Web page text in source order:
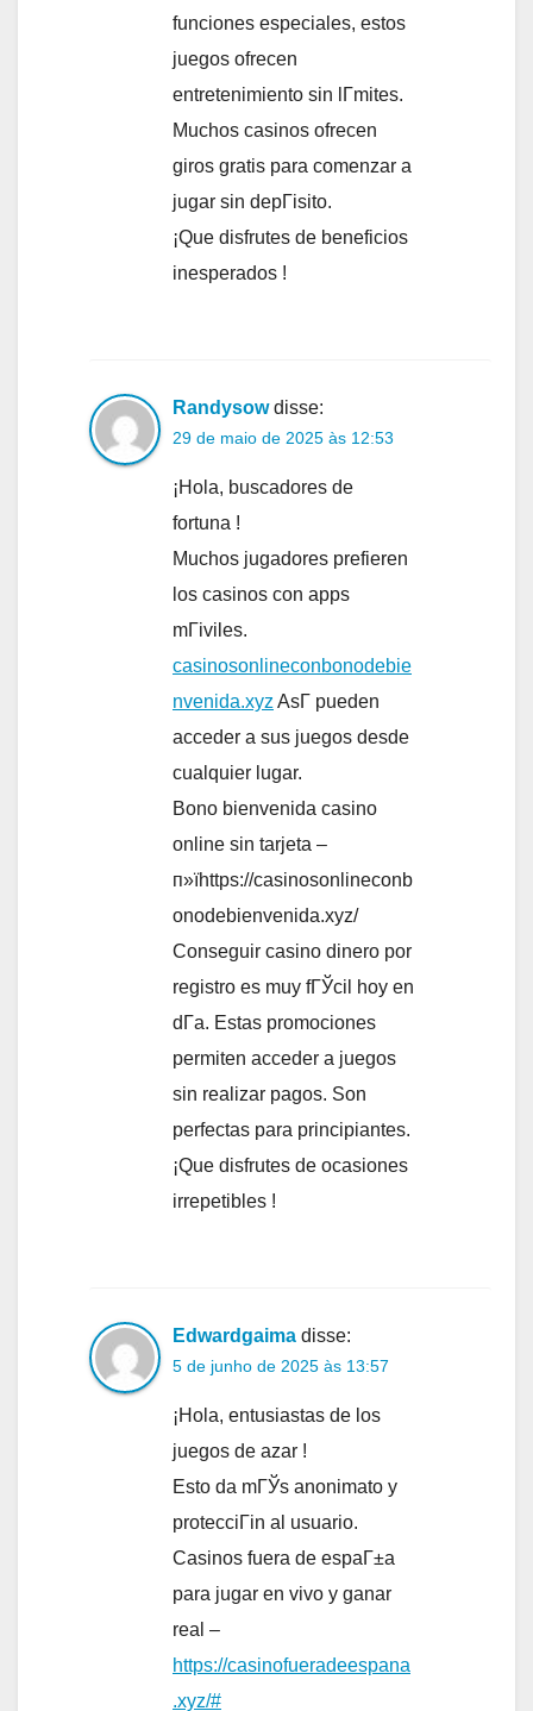
funciones especiales, estos
juegos ofrecen
entretenimiento sin lГ­mites.
Muchos casinos ofrecen
giros gratis para comenzar a
jugar sin depГіsito.
¡Que disfrutes de beneficios
inesperados !
Randysow disse:
29 de maio de 2025 às 12:53
¡Hola, buscadores de
fortuna !
Muchos jugadores prefieren
los casinos con apps
mГіviles.
casinosonlineconbonodebie
nvenida.xyz AsГ­ pueden
acceder a sus juegos desde
cualquier lugar.
Bono bienvenida casino
online sin tarjeta –
п»їhttps://casinosonlineconb
onodebienvenida.xyz/
Conseguir casino dinero por
registro es muy fГЎcil hoy en
dГ­a. Estas promociones
permiten acceder a juegos
sin realizar pagos. Son
perfectas para principiantes.
¡Que disfrutes de ocasiones
irrepetibles !
Edwardgaima disse:
5 de junho de 2025 às 13:57
¡Hola, entusiastas de los
juegos de azar !
Esto da mГЎs anonimato y
protecciГіn al usuario.
Casinos fuera de espaГ±a
para jugar en vivo y ganar
real –
https://casinofueradeespana
.xyz/#